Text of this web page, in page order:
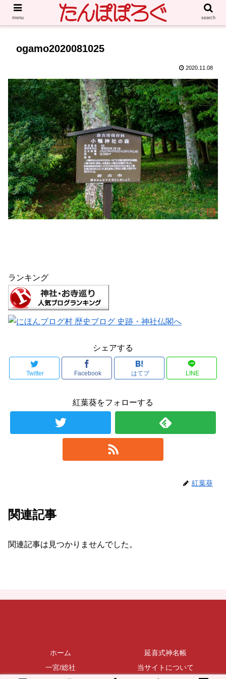
ogamo2020081025
2020.11.08
ランキング
シェアする
Twitter Facebook はてブ LINE
紅葉葵をフォローする
紅葉葵
関連記事
関連記事は見つかりませんでした。
ホーム
延喜式神名帳
一宮/総社
当サイトについて
menu search